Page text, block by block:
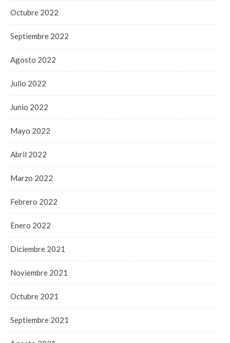
Octubre 2022
Septiembre 2022
Agosto 2022
Julio 2022
Junio 2022
Mayo 2022
Abril 2022
Marzo 2022
Febrero 2022
Enero 2022
Diciembre 2021
Noviembre 2021
Octubre 2021
Septiembre 2021